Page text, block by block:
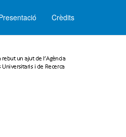
Crèdits